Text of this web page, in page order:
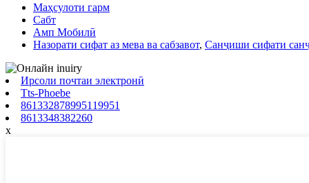
Маҳсулоти гарм
Сабт
Амп Мобилӣ
Назорати сифат аз мева ва сабзавот, Санҷиши сифати
Ирсоли почтаи электронӣ
Tts-Phoebe
861332878995119951
8613348382260
x